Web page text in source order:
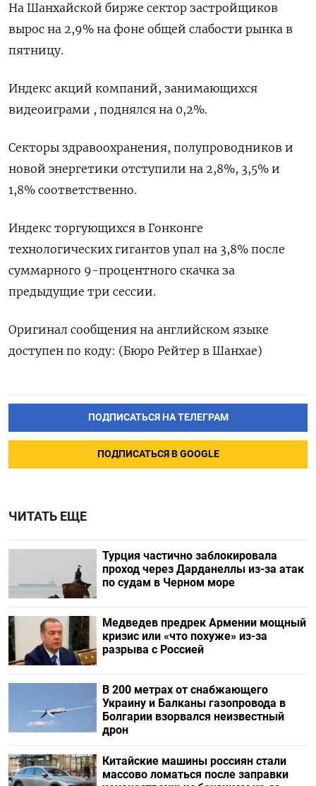
На Шанхайской бирже сектор застройщиков
вырос на 2,9% на фоне общей слабости рынка в
пятницу.
Индекс акций компаний, занимающихся
видеоиграми , поднялся на 0,2%.
Секторы здравоохранения, полупроводников и
новой энергетики отступили на 2,8%, 3,5% и
1,8% соответственно.
Индекс торгующихся в Гонконге
технологических гигантов упал на 3,8% после
суммарного 9-процентного скачка за
предыдущие три сессии.
Оригинал сообщения на английском языке
доступен по коду: (Бюро Рейтер в Шанхае)
ПОДПИСАТЬСЯ НА ТЕЛЕГРАМ
ПОДПИСАТЬСЯ В GOOGLE
ЧИТАТЬ ЕЩЕ
Турция частично заблокировала
проход через Дарданеллы из-за атак
по судам в Черном море
Медведев предрек Армении мощный
кризис или «что похуже» из-за
разрыва с Россией
В 200 метрах от снабжающего
Украину и Балканы газопровода в
Болгарии взорвался неизвестный
дрон
Китайские машины россиян стали
массово ломаться после заправки